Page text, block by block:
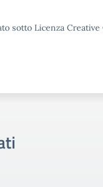
sotto Licenza